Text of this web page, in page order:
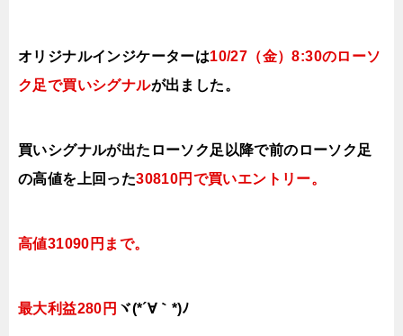
オリジナルインジケーターは10/27（金）8:30のローソ
ク足で買いシグナルが出ました。
買いシグナルが出たローソク足以降で前の ローソク足
の高値を上回った30810円で買いエントリー。
高値31090円まで。
最大利益280円 ヾ(*´∀｀*)ﾉ